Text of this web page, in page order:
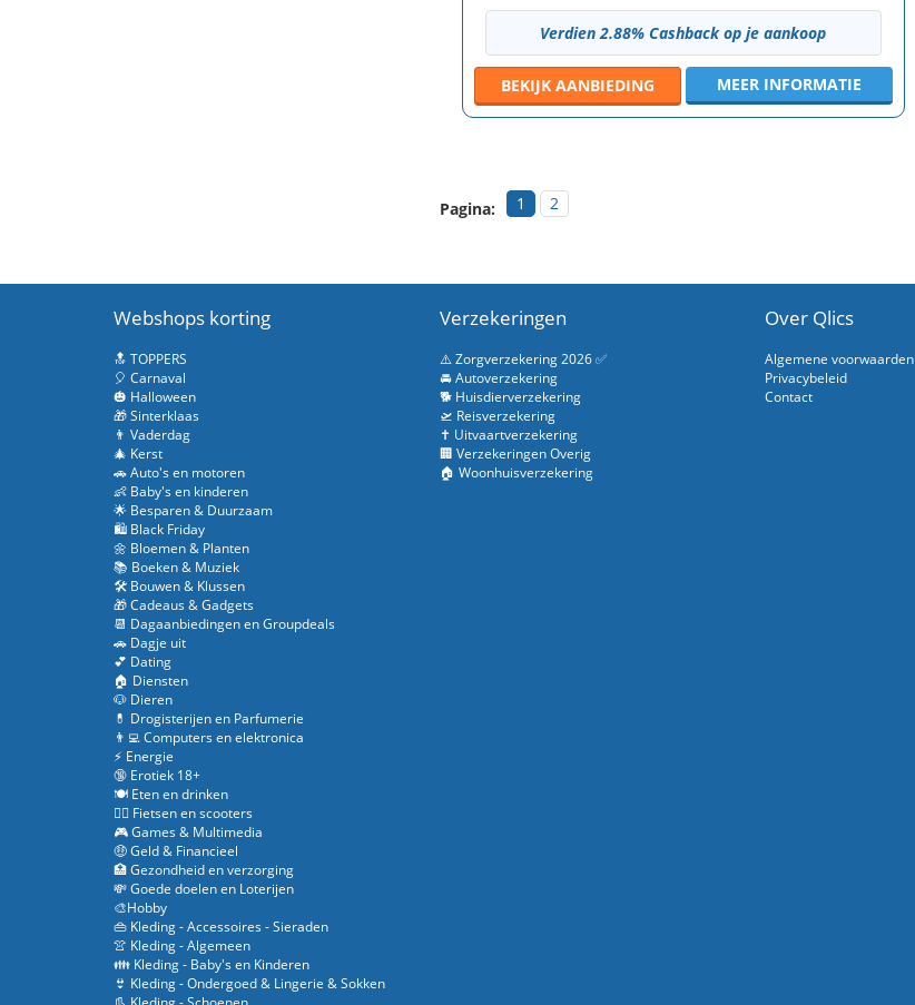
Verdien 2.88% Cashback op je aankoop
BEKIJK AANBIEDING MEER INFORMATIE
Pagina: 1 2
Webshops korting
🔝 TOPPERS
🎈 Carnaval
🎃 Halloween
🎁 Sinterklaas
👨 Vaderdag
🎄 Kerst
🚗 Auto's en motoren
👶 Baby's en kinderen
🌟 Besparen & Duurzaam
🛍️ Black Friday
🌼 Bloemen & Planten
📚 Boeken & Muziek
🛠️ Bouwen & Klussen
🎁 Cadeaus & Gadgets
📆 Dagaanbiedingen en Groupdeals
🚗 Dagje uit
💕 Dating
🏠 Diensten
🐶 Dieren
💊 Drogisterijen en Parfumerie
👨‍💻 Computers en elektronica
⚡ Energie
🔞 Erotiek 18+
🍽️ Eten en drinken
🚴‍♂️ Fietsen en scooters
🎮 Games & Multimedia
🤑 Geld & Financieel
🏥 Gezondheid en verzorging
💸 Goede doelen en Loterijen
🎨Hobby
👜 Kleding - Accessoires - Sieraden
👚 Kleding - Algemeen
👪 Kleding - Baby's en Kinderen
👙 Kleding - Ondergoed & Lingerie & Sokken
Verzekeringen
⚠️ Zorgverzekering 2026 ✅
🚘 Autoverzekering
🐕 Huisdierverzekering
🛫 Reisverzekering
✝️ Uitvaartverzekering
🏢 Verzekeringen Overig
🏠 Woonhuisverzekering
Over Qlics
Algemene voorwaarden
Privacybeleid
Contact